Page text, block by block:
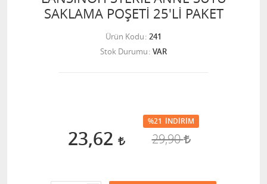
SAKLAMA POŞETİ 25'Lİ PAKET
Ürün Kodu 241
Stok Durumu VAR
23,62
%21 İNDIRIM
29,90